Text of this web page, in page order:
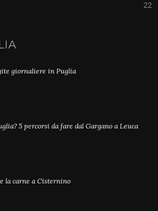
22
giornaliere in Puglia
5 percorsi da fare dal Gargano a Leuca
la carne a Cisternino